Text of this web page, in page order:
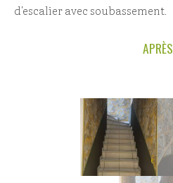
d'escalier avec soubassement.
APRÈS